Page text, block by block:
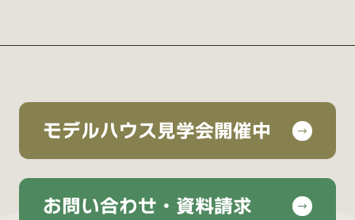
モデルハウス見学会開催中
お問い合わせ・資料請求